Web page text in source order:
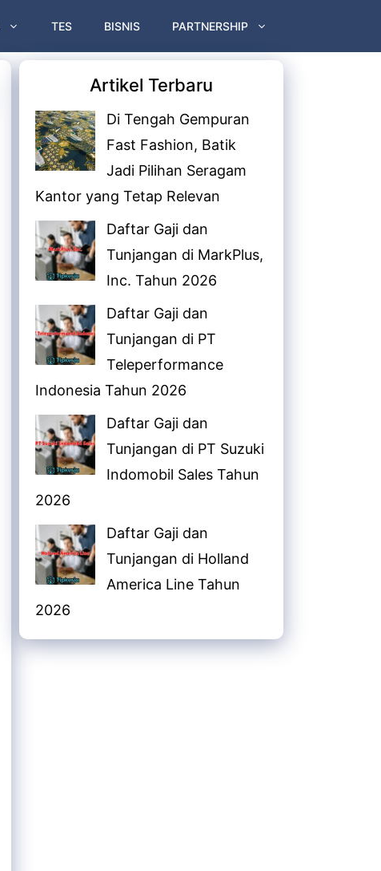
TES BISNIS PARTNERSHIP
Artikel Terbaru
Di Tengah Gempuran
Fast Fashion, Batik
Jadi Pilihan Seragam
Kantor yang Tetap Relevan
Daftar Gaji dan
Tunjangan di MarkPlus,
Inc. Tahun 2026
Daftar Gaji dan
Tunjangan di PT
Teleperformance
Indonesia Tahun 2026
Daftar Gaji dan
Tunjangan di PT Suzuki
Indomobil Sales Tahun
2026
Daftar Gaji dan
Tunjangan di Holland
America Line Tahun
2026